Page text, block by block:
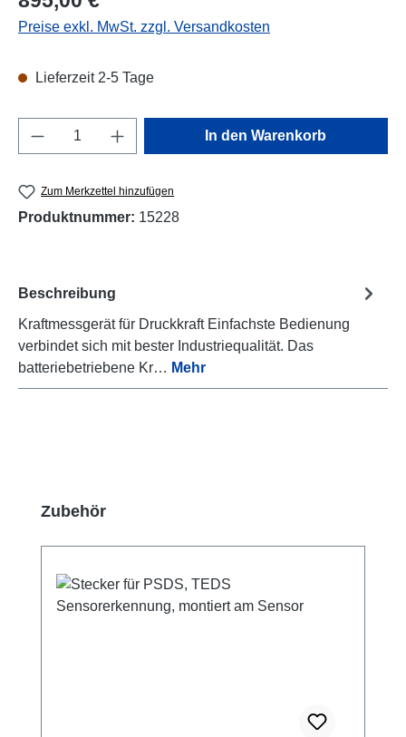
Preise exkl. MwSt. zzgl. Versandkosten
Lieferzeit 2-5 Tage
Produkt Anzahl: Gib den gewünschten
In den Warenkorb
Zum Merkzettel hinzufügen
Produktnummer: 15228
Beschreibung
Kraftmessgerät für Druckkraft Einfachste Bedienung
verbindet sich mit bester Industriequalität. Das
batteriebetriebene Kr… Mehr
Produktgalerie überspringen
Zubehör